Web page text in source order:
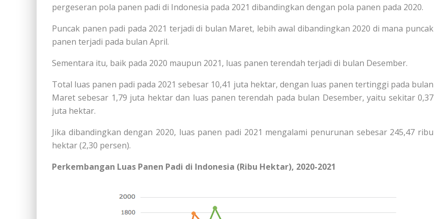
pergeseran pola panen padi di Indonesia pada 2021 dibandingkan dengan pola panen pada 2020.
Puncak panen padi pada 2021 terjadi di bulan Maret, lebih awal dibandingkan 2020 di mana puncak
panen terjadi pada bulan April.
Sementara itu, baik pada 2020 maupun 2021, luas panen terendah terjadi di bulan Desember.
Total luas panen padi pada 2021 sebesar 10,41 juta hektar, dengan luas panen tertinggi pada bulan
Maret sebesar 1,79 juta hektar dan luas panen terendah pada bulan Desember, yaitu sekitar 0,37
juta hektar.
Jika dibandingkan dengan 2020, luas panen padi 2021 mengalami penurunan sebesar 245,47 ribu
hektar (2,30 persen).
Perkembangan Luas Panen Padi di Indonesia (Ribu Hektar), 2020-2021